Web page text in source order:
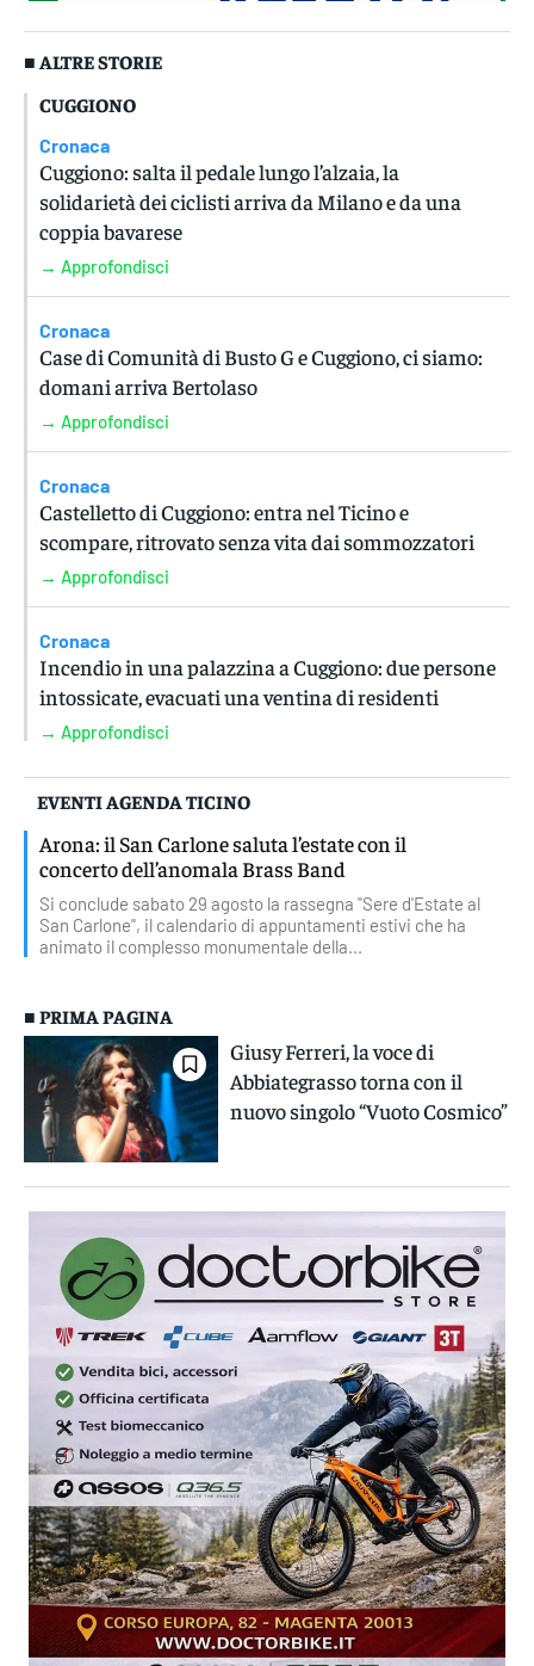
■ ALTRE STORIE
CUGGIONO
Cronaca
Cuggiono: salta il pedale lungo l’alzaia, la
solidarietà dei ciclisti arriva da Milano e da una
coppia bavarese
→ Approfondisci
Cronaca
Case di Comunità di Busto G e Cuggiono, ci siamo:
domani arriva Bertolaso
→ Approfondisci
Cronaca
Castelletto di Cuggiono: entra nel Ticino e
scompare, ritrovato senza vita dai sommozzatori
→ Approfondisci
Cronaca
Incendio in una palazzina a Cuggiono: due persone
intossicate, evacuati una ventina di residenti
→ Approfondisci
EVENTI AGENDA TICINO
Arona: il San Carlone saluta l’estate con il
concerto dell’anomala Brass Band
Si conclude sabato 29 agosto la rassegna "Sere d'Estate al
San Carlone", il calendario di appuntamenti estivi che ha
animato il complesso monumentale della...
■ PRIMA PAGINA
Giusy Ferreri, la voce di
Abbiategrasso torna con il
nuovo singolo “Vuoto Cosmico”